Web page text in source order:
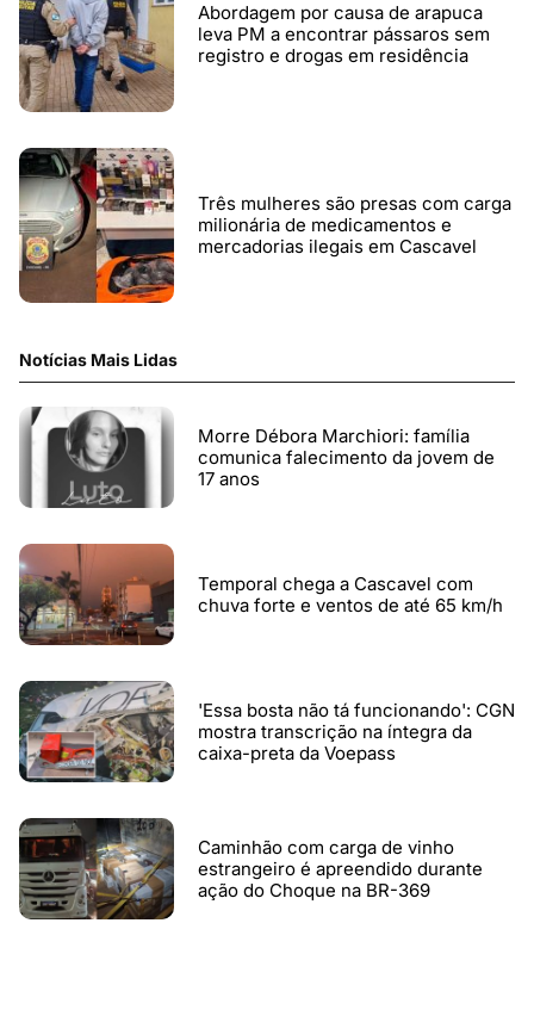
Abordagem por causa de arapuca
leva PM a encontrar pássaros sem
registro e drogas em residência
Três mulheres são presas com carga
milionária de medicamentos e
mercadorias ilegais em Cascavel
Notícias Mais Lidas
Morre Débora Marchiori: família
comunica falecimento da jovem de
17 anos
Temporal chega a Cascavel com
chuva forte e ventos de até 65 km/h
'Essa bosta não tá funcionando': CGN
mostra transcrição na íntegra da
caixa-preta da Voepass
Caminhão com carga de vinho
estrangeiro é apreendido durante
ação do Choque na BR-369